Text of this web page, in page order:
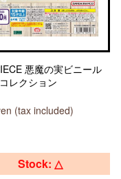
悪魔の実ビニール
レクション
(tax included)
Stock: △